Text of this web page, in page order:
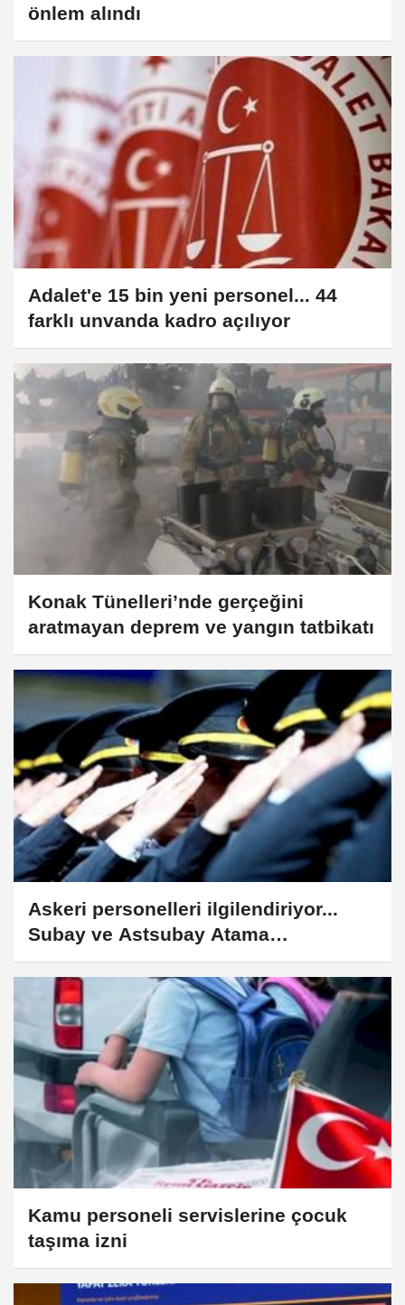
önlem alındı
Adalet'e 15 bin yeni personel... 44
farklı unvanda kadro açılıyor
Konak Tünelleri’nde gerçeğini
aratmayan deprem ve yangın tatbikatı
Askeri personelleri ilgilendiriyor...
Subay ve Astsubay Atama
Yönetmeliği'nde kapsamlı değişiklik
Kamu personeli servislerine çocuk
taşıma izni